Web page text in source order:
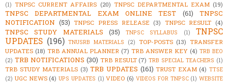
(1) TNPSC CURRENT AFFAIRS (20) TNPSC DEPARTMENTAL EXAM (19)
TNPSC DEPARTMENTAL EXAM ONLINE TEST (61)
TNPSC
NOTIFICATION (53) TNPSC PRESS RELEASE (3) TNPSC RESULT (4)
TNPSC STUDY MATERIALS (35) TNPSC SYLLABUS (1)
TNPSC
UPDATES (196) TNUSRB MATERIALS (2) TOP-POSTS (13) TRANSFER
UPDATES (18) TRB ANNUAL PLANNER (7) TRB ANSWER KEY (4) TRB BEO
(2) TRB NOTIFICATIONS (30) TRB RESULT (7) TRB SPECIAL TEACHERS (1)
TRB STUDY MATERIALS (3) TRB UPDATES (161) TRUST EXAM (4) TTSE
(2) UGC NEWS (4) UPS UPDATES (1) VIDEO (6) VIDEOS FOR TNPSC (1) WEBSITE